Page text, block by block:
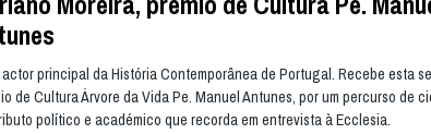
actor principal da História Contemporânea de Portugal. Recebe esta
de Cultura Árvore da Vida Pe. Manuel Antunes, por um percurso de
político e académico que recorda em entrevista à Ecclesia.